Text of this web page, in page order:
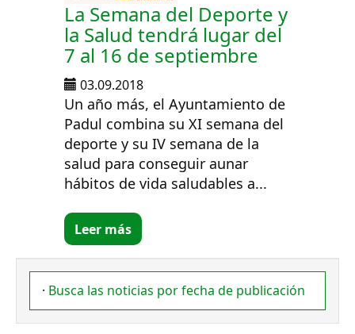
La Semana del Deporte y
la Salud tendrá lugar del
7 al 16 de septiembre
03.09.2018
Un año más, el Ayuntamiento de
Padul combina su XI semana del
deporte y su IV semana de la
salud para conseguir aunar
hábitos de vida saludables a...
Leer más
· Busca las noticias por fecha de publicación